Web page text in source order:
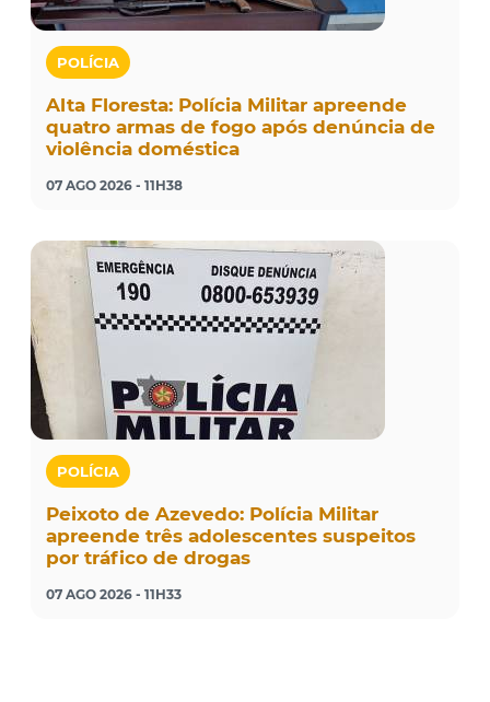
POLÍCIA
Alta Floresta: Polícia Militar apreende
quatro armas de fogo após denúncia de
violência doméstica
07 AGO 2026 - 11H38
POLÍCIA
Peixoto de Azevedo: Polícia Militar
apreende três adolescentes suspeitos
por tráfico de drogas
07 AGO 2026 - 11H33